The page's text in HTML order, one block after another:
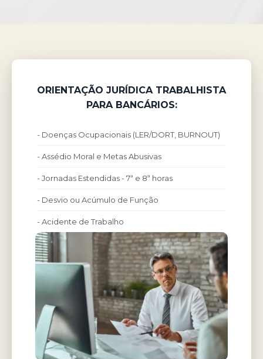
ORIENTAÇÃO JURÍDICA TRABALHISTA
PARA BANCÁRIOS:
- Doenças Ocupacionais (LER/DORT, BURNOUT)
- Assédio Moral e Metas Abusivas
- Jornadas Estendidas - 7ª e 8ª horas
- Desvio ou Acúmulo de Função
- Acidente de Trabalho